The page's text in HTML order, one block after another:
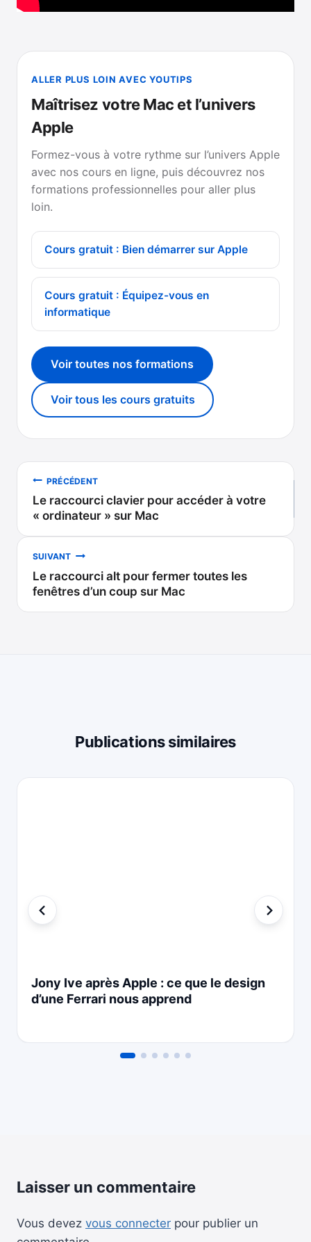
ALLER PLUS LOIN AVEC YOUTIPS
Maîtrisez votre Mac et l’univers
Apple
Formez-vous à votre rythme sur l’univers Apple
avec nos cours en ligne, puis découvrez nos
formations professionnelles pour aller plus
loin.
Cours gratuit : Bien démarrer sur Apple
Cours gratuit : Équipez-vous en
informatique
Voir toutes nos formations
Voir tous les cours gratuits
Navigation
de
l’article
PRÉCÉDENT
Le raccourci clavier pour accéder à votre
« ordinateur » sur Mac
SUIVANT
Le raccourci alt pour fermer toutes les
fenêtres d’un coup sur Mac
Publications similaires
Jony Ive après Apple : ce que le design
d’une Ferrari nous apprend
Laisser un commentaire
Vous devez vous connecter pour publier un